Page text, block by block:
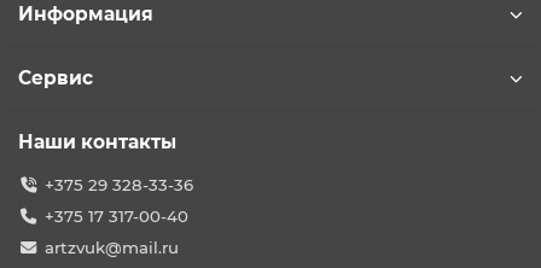
Информация
Сервис
Наши контакты
+375 29 328-33-36
+375 17 317-00-40
artzvuk@mail.ru